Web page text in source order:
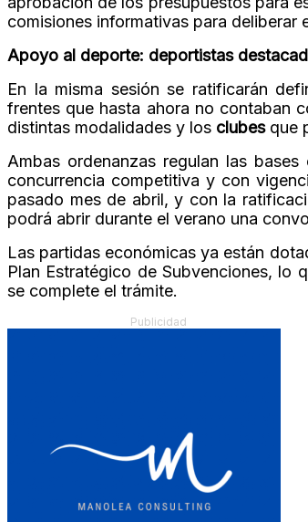
comisiones informativas para
Apoyo al deporte: deportistas
En la misma sesión se ratificarán
frentes que hasta ahora no contaban
distintas modalidades y los clubesque
Ambas ordenanzas regulan las
concurrencia competitiva y con
pasado mes de abril, y con la
podrá abrir durante el verano una
Las partidas económicas ya están
Plan Estratégico de Subvenciones, lo
se complete el trámite.
Publicidad